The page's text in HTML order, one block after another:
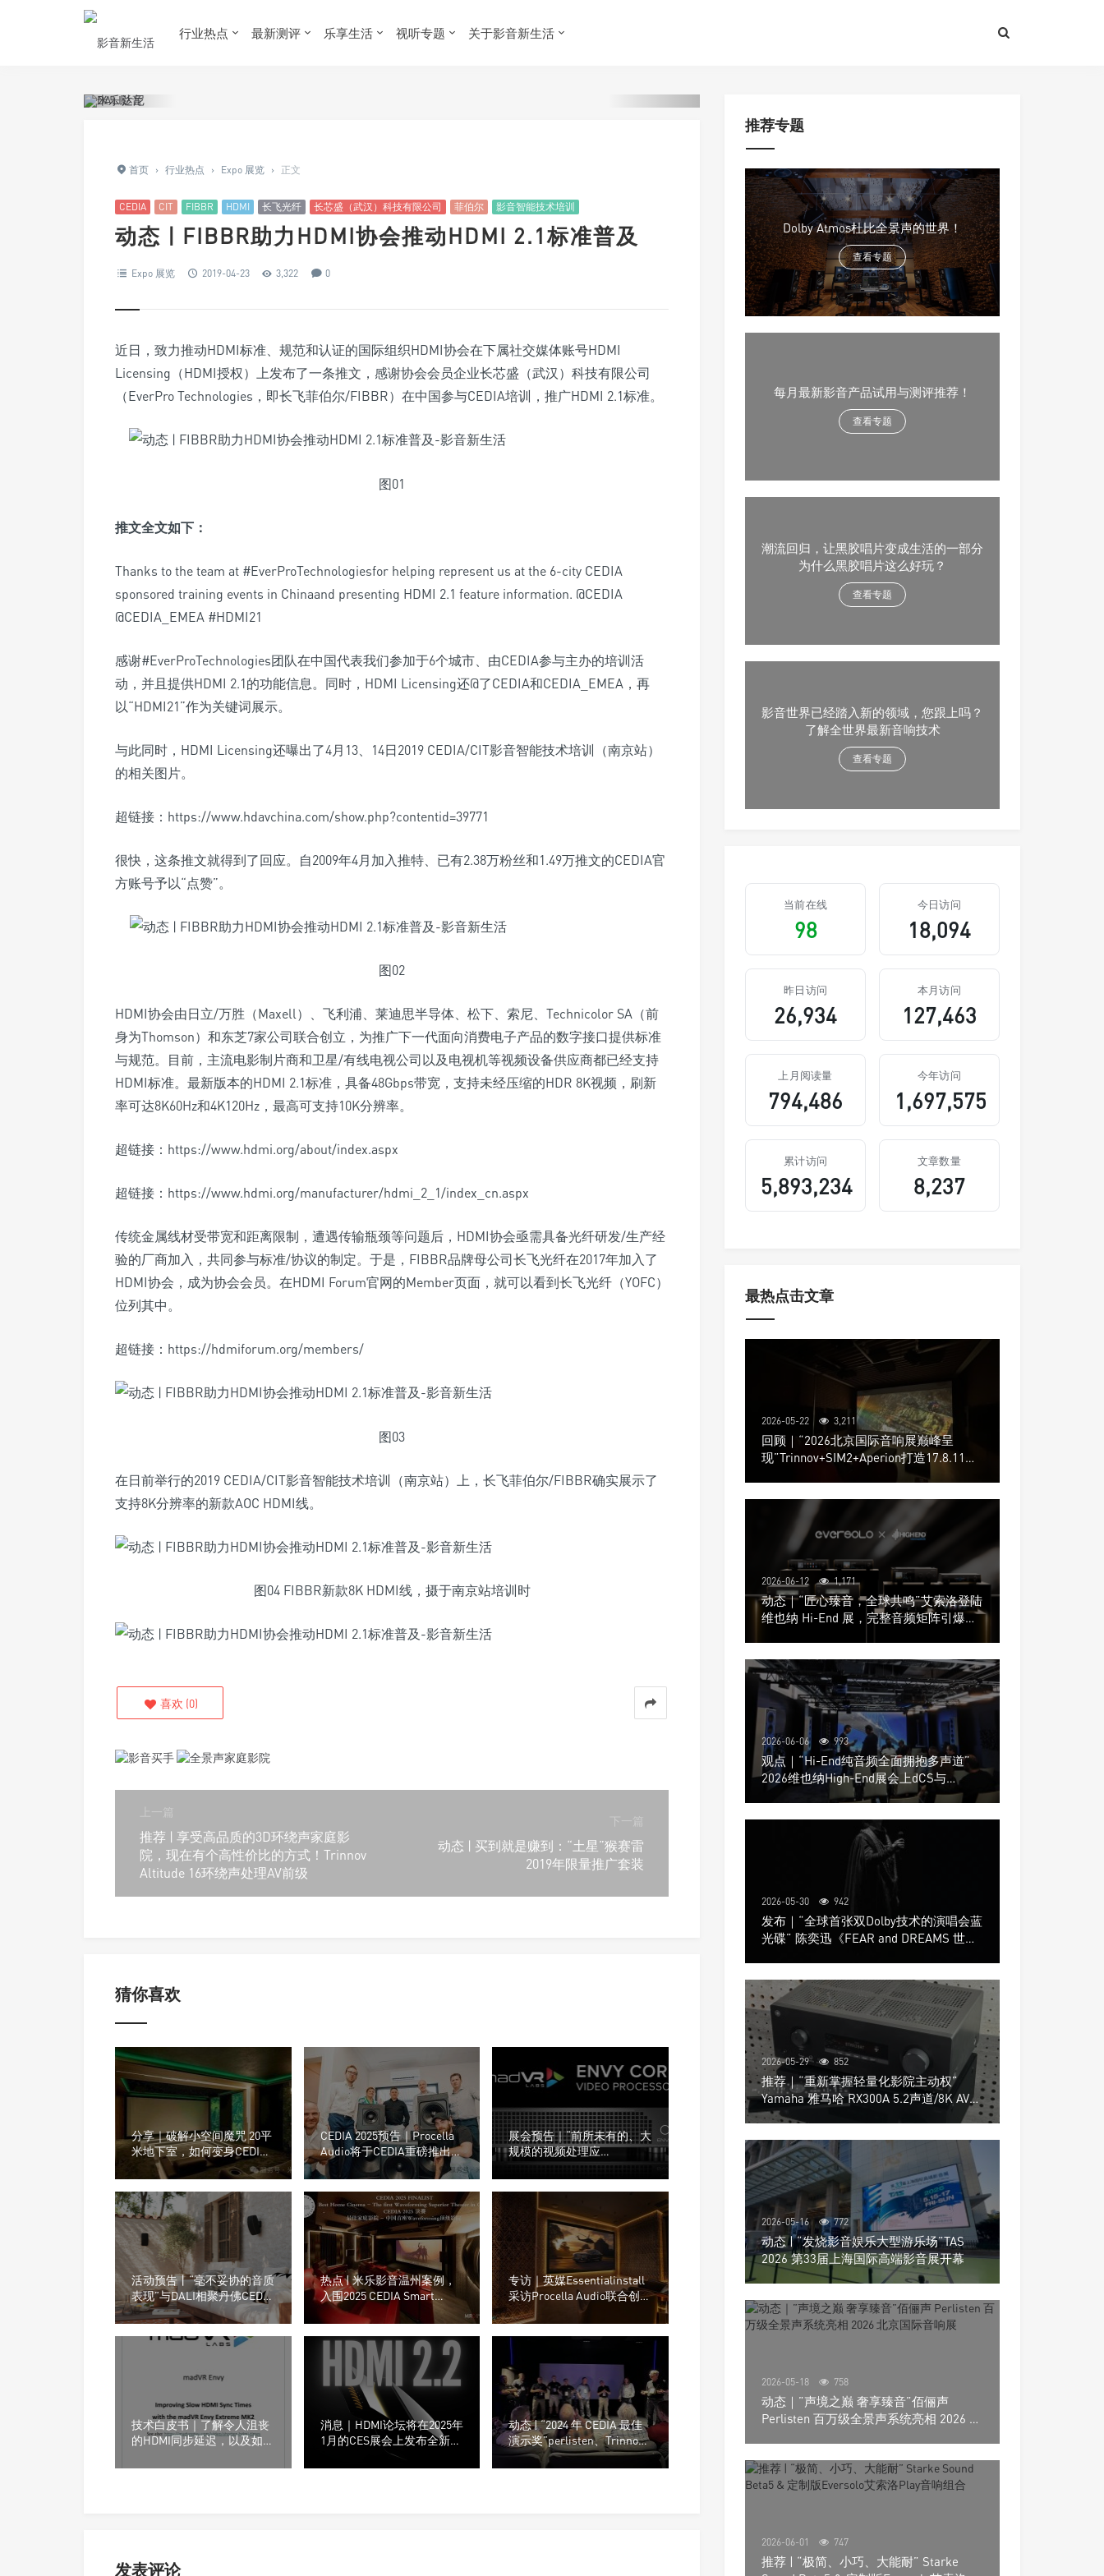
行业热点 最新测评 乐享生活 视听专题 关于影音新生活
首页 › 行业热点 › Expo 展览 › 正文
CEDIA CIT FIBBR HDMI 长飞光纤 长芯盛（武汉）科技有限公司 菲伯尔 影音智能技术培训
动态 | FIBBR助力HDMI协会推动HDMI 2.1标准普及
Expo 展览 2019-04-23 3,322 0
近日，致力推动HDMI标准、规范和认证的国际组织HDMI协会在下属社交媒体账号HDMI
Licensing（HDMI授权）上发布了一条推文，感谢协会会员企业长芯盛（武汉）科技有限公司
（EverPro Technologies，即长飞菲伯尔/FIBBR）在中国参与CEDIA培训，推广HDMI 2.1标准。
图01
推文全文如下：
Thanks to the team at #EverProTechnologiesfor helping represent us at the 6-city CEDIA
sponsored training events in Chinaand presenting HDMI 2.1 feature information. @CEDIA
@CEDIA_EMEA #HDMI21
感谢#EverProTechnologies团队在中国代表我们参加于6个城市、由CEDIA参与主办的培训活
动，并且提供HDMI 2.1的功能信息。同时，HDMI Licensing还@了CEDIA和CEDIA_EMEA，再
以“HDMI21”作为关键词展示。
与此同时，HDMI Licensing还曝出了4月13、14日2019 CEDIA/CIT影音智能技术培训（南京站）
的相关图片。
超链接：https://www.hdavchina.com/show.php?contentid=39771
很快，这条推文就得到了回应。自2009年4月加入推特、已有2.38万粉丝和1.49万推文的CEDIA官
方账号予以“点赞”。
图02
HDMI协会由日立/万胜（Maxell）、飞利浦、莱迪思半导体、松下、索尼、Technicolor SA（前
身为Thomson）和东芝7家公司联合创立，为推广下一代面向消费电子产品的数字接口提供标准
与规范。目前，主流电影制片商和卫星/有线电视公司以及电视机等视频设备供应商都已经支持
HDMI标准。最新版本的HDMI 2.1标准，具备48Gbps带宽，支持未经压缩的HDR 8K视频，刷新
率可达8K60Hz和4K120Hz，最高可支持10K分辨率。
超链接：https://www.hdmi.org/about/index.aspx
超链接：https://www.hdmi.org/manufacturer/hdmi_2_1/index_cn.aspx
传统金属线材受带宽和距离限制，遭遇传输瓶颈等问题后，HDMI协会亟需具备光纤研发/生产经
验的厂商加入，共同参与标准/协议的制定。于是，FIBBR品牌母公司长飞光纤在2017年加入了
HDMI协会，成为协会会员。在HDMI Forum官网的Member页面，就可以看到长飞光纤（YOFC）
位列其中。
超链接：https://hdmiforum.org/members/
图03
在日前举行的2019 CEDIA/CIT影音智能技术培训（南京站）上，长飞菲伯尔/FIBBR确实展示了
支持8K分辨率的新款AOC HDMI线。
图04 FIBBR新款8K HDMI线，摄于南京站培训时
喜欢 (0)
上一篇
推荐 | 享受高品质的3D环绕声家庭影
院，现在有个高性价比的方式！Trinnov
Altitude 16环绕声处理AV前级
下一篇
动态 | 买到就是赚到：“土星”猴赛雷
2019年限量推广套装
猜你喜欢
分享｜破解小空间魔咒 20平
米地下室，如何变身CEDIA
获奖影院？
CEDIA 2025预告｜Procella
Audio将于CEDIA重磅推出全
新UNO系列低音炮、新一代
扬声器及LED幕
展会预告｜“前所未有的、大
规模的视频处理应
用”madVR Labs将在CEDIA
Expo 2025上展示
活动预告丨“毫不妥协的音质
表现”与DALI相聚丹佛CEDIA
博览会
热点 | 米乐影音温州案例，
入围2025 CEDIA Smart
Home Awards年度家庭影院
方案评选
专访｜英媒Essentialinstall
采访Procella Audio联合创始
人Anders Uggelberg
技术白皮书｜了解令人沮丧
的HDMI同步延迟，以及如何
消息｜HDMI论坛将在2025年
1月的CES展会上发布全新的
动态 | “2024 年 CEDIA 最佳
演示奖”perlisten、Trinnov
带来CEDIA历史最高性能影
院
发表评论
推荐专题
Dolby Atmos杜比全景声的世界！
查看专题
每月最新影音产品试用与测评推荐！
查看专题
潮流回归，让黑胶唱片变成生活的一部分
为什么黑胶唱片这么好玩？
查看专题
影音世界已经踏入新的领域，您跟上吗？
了解全世界最新音响技术
查看专题
当前在线
98
今日访问
18,094
昨日访问
26,934
本月访问
127,463
上月阅读量
794,486
今年访问
1,697,575
累计访问
5,893,234
文章数量
8,237
最热点击文章
2026-05-22 3,211
回顾｜“2026北京国际音响展巅峰呈
现”Trinnov+SIM2+Aperion打造17.8.11声
2026-06-12 1,171
动态｜“匠心臻音，全球共鸣”艾索洛登陆
维也纳 Hi-End 展，完整音频矩阵引爆关
2026-06-06 993
观点｜“Hi-End纯音频全面拥抱多声道”
2026维也纳High-End展会上dCS与
Trinnov Audio搭建多声道演示系统
2026-05-30 942
发布｜“全球首张双Dolby技术的演唱会蓝
光碟” 陈奕迅《FEAR and DREAMS 世界
2026-05-29 852
推荐｜“重新掌握轻量化影院主动权”
Yamaha 雅马哈 RX300A 5.2声道/8K AV放
大器
2026-05-16 772
动态 | “发烧影音娱乐大型游乐场”TAS
2026 第33届上海国际高端影音展开幕
2026-05-18 758
动态｜”声境之巅 奢享臻音”佰俪声
Perlisten 百万级全景声系统亮相 2026 北
2026-06-01 747
推荐 | “极简、小巧、大能耐” Starke